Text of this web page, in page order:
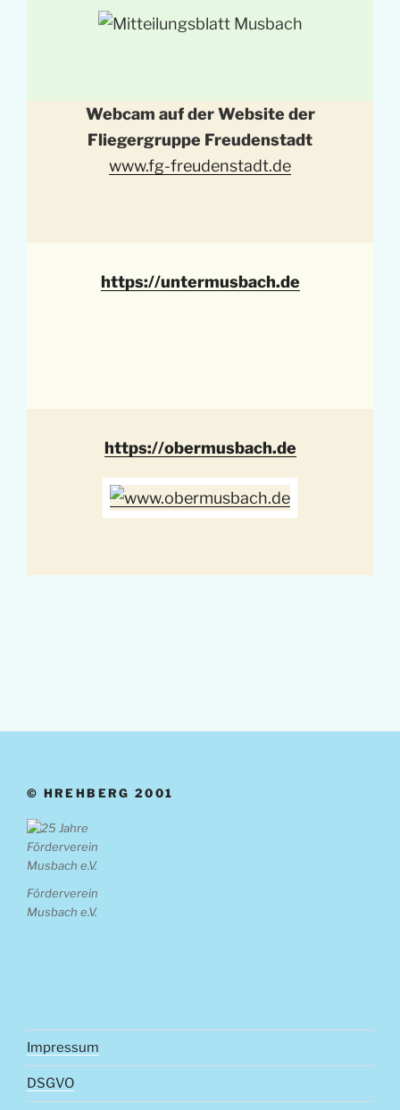
Webcam auf der Website der
Fliegergruppe Freudenstadt
www.fg-freudenstadt.de
https://untermusbach.de
https://obermusbach.de
© HREHBERG 2001
Förderverein
Musbach e.V.
Impressum
DSGVO